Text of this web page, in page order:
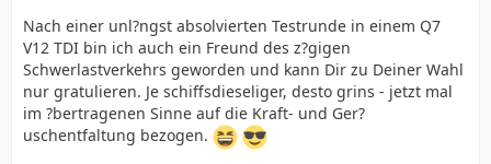
Nach einer unl?ngst absolvierten Testrunde in einem Q7
V12 TDI bin ich auch ein Freund des z?gigen
Schwerlastverkehrs geworden und kann Dir zu Deiner Wahl
nur gratulieren. Je schiffsdieseliger, desto grins - jetzt mal
im ?bertragenen Sinne auf die Kraft- und Ger?
uschentfaltung bezogen.